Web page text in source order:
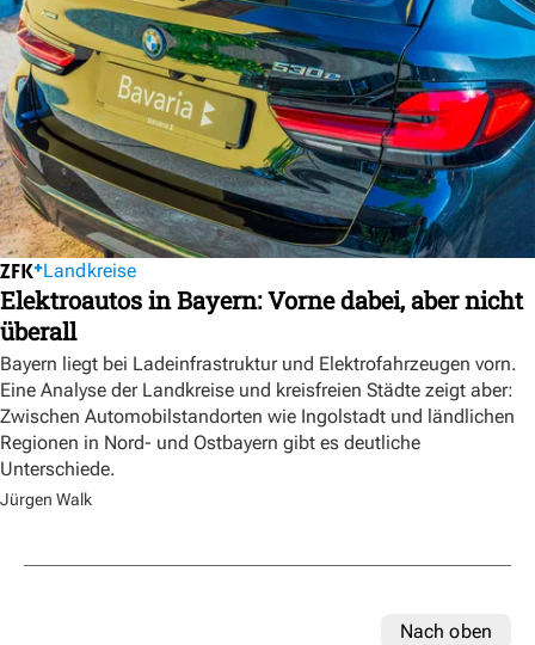
Landkreise
Elektroautos in Bayern: Vorne dabei, aber nicht
überall
Bayern liegt bei Ladeinfrastruktur und Elektrofahrzeugen vorn.
Eine Analyse der Landkreise und kreisfreien Städte zeigt aber:
Zwischen Automobilstandorten wie Ingolstadt und ländlichen
Regionen in Nord- und Ostbayern gibt es deutliche
Unterschiede.
Jürgen Walk
Nach oben